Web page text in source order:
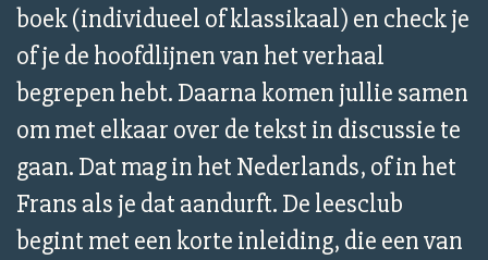
boek (individueel of klassikaal) en check je
of je de hoofdlijnen van het verhaal
begrepen hebt. Daarna komen jullie samen
om met elkaar over de tekst in discussie te
gaan. Dat mag in het Nederlands, of in het
Frans als je dat aandurft. De leesclub
begint met een korte inleiding, die een van